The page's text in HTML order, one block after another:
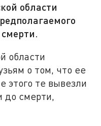
области
области
о том, что ее
этого те вывезли
до смерти,